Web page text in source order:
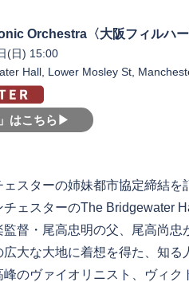
Orchestra〈大阪フィルハー
(日) 15:00
Hall, Lower Mosley St,
はこちら▶︎
スターの姉妹都市協定締結を
ェスターのThe Bridgewater
督・尾高忠明の父、尾高尚忠
大な大地に着想を得た、知る
のヴァイオリニスト、ヴィク